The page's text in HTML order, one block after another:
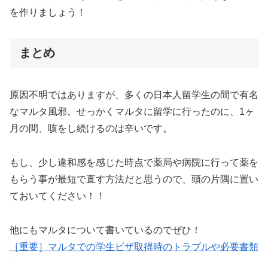
を作りましょう！
まとめ
原因不明ではありますが、多くの日本人留学生の間で有名
なマルタ風邪。せっかくマルタに留学に行ったのに、1ヶ
月の間、咳をし続けるのは辛いです。
もし、少し違和感を感じた時点で薬局や病院に行って薬を
もらう事が最短で直す方法だと思うので、頭の片隅に置い
ておいてください！！
他にもマルタについて書いているのでぜひ！
［重要］マルタでの学生ビザ取得時のトラブルや必要書類